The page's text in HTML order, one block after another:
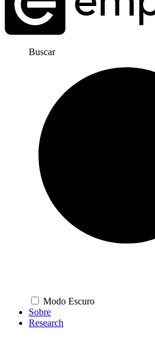
Buscar
Modo Escuro
Sobre
Research